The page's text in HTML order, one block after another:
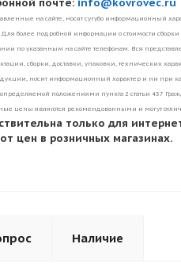
на сайте, носят сугубо информационный
более подробной информации о стоимости сборки
по указанным на сайте телефонам. Вся
сборки, доставки, упаковки, технических
носит информационный характер и ни при
положениями пункта 2 статьи 437
цены являются рекомендованными и могут
только для
цен в розничных магазинах.
Наличие